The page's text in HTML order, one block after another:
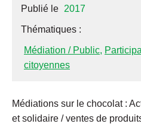
Publié le 2017
Thématiques :
Médiation / Public,
citoyennes
Médiations sur le chocolat :
et solidaire / ventes de